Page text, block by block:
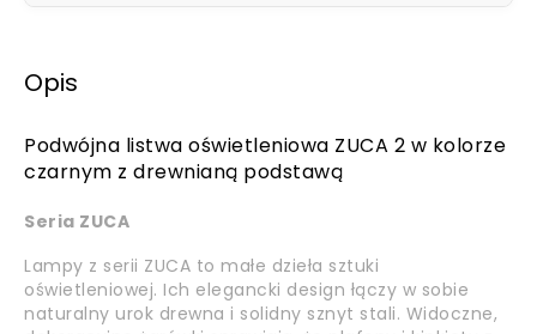
Opis
Podwójna listwa oświetleniowa ZUCA 2 w kolorze
czarnym z drewnianą podstawą
Seria ZUCA
Lampy z serii ZUCA to małe dzieła sztuki
oświetleniowej. Ich elegancki design łączy w sobie
naturalny urok drewna i solidny sznyt stali. Widoczne,